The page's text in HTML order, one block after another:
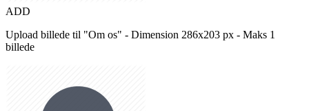
ADD
Upload billede til "Om os" - Dimension 286x203 px - Maks 1
billede